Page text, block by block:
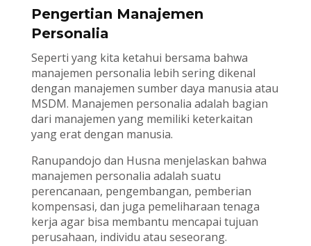
Pengertian Manajemen
Personalia
Seperti yang kita ketahui bersama bahwa
manajemen personalia lebih sering dikenal
dengan manajemen sumber daya manusia atau
MSDM. Manajemen personalia adalah bagian
dari manajemen yang memiliki keterkaitan
yang erat dengan manusia.
Ranupandojo dan Husna menjelaskan bahwa
manajemen personalia adalah suatu
perencanaan, pengembangan, pemberian
kompensasi, dan juga pemeliharaan tenaga
kerja agar bisa membantu mencapai tujuan
perusahaan, individu atau seseorang.